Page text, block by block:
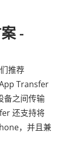
-
推荐
Transfer
备之间传输
还支持将
，并且兼